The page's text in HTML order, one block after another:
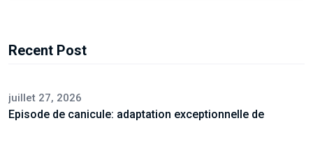
Recent Post
juillet 27, 2026
Episode de canicule: adaptation exceptionnelle de